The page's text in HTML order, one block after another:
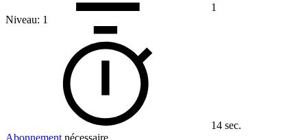
1
Niveau: 1
14 sec.